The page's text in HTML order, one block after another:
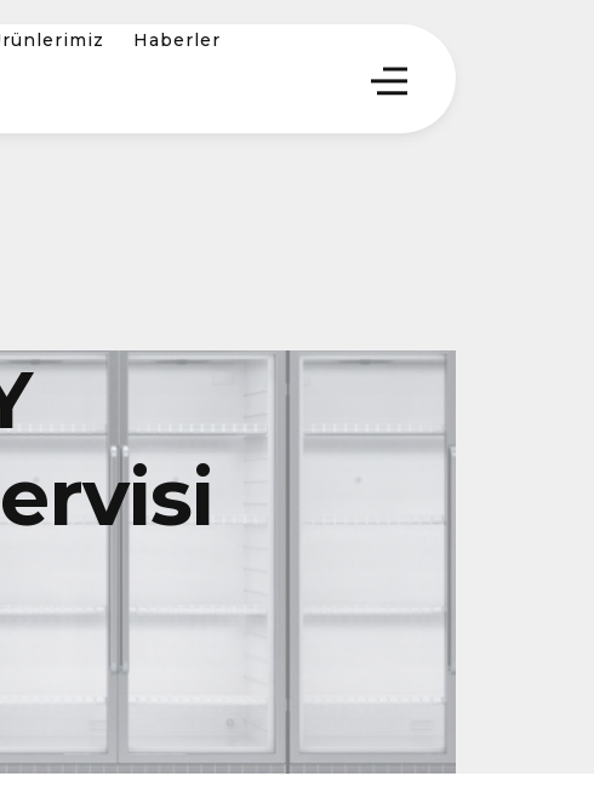
Haberler